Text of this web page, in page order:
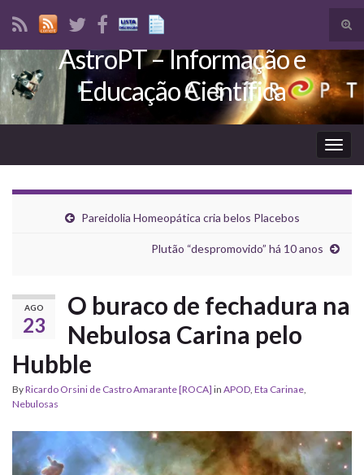
Search for:
AstroPT – Informação e
Educação Científica
Pareidolia Homeopática cria belos Placebos
Plutão “despromovido” há 10 anos
AGO
23
O buraco de fechadura na
Nebulosa Carina pelo
Hubble
ByRicardo Orsini de Castro Amarante [ROCA] in APOD, Eta Carinae,
Nebulosas